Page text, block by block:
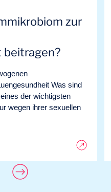
zur
beitragen?
Was sind
der wichtigsten
wegen ihrer sexuellen